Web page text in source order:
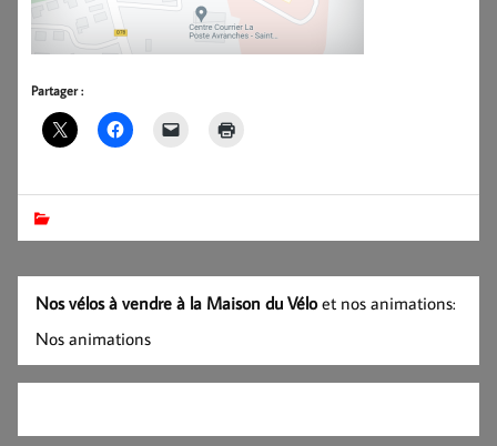
Partager :
Nos vélos à vendre à la Maison du Véloet nos animations:
Nos animations